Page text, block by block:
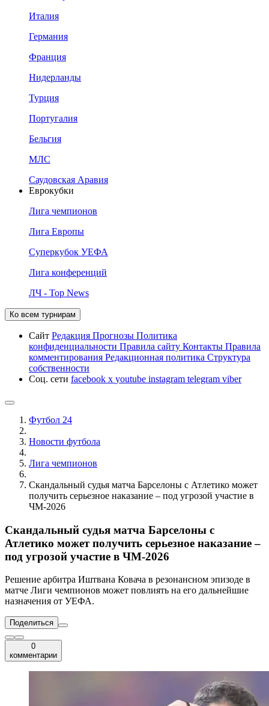
Италия
Германия
Франция
Нидерланды
Турция
Португалия
Бельгия
МЛС
Саудовская Аравия
Еврокубки
Лига чемпионов
Лига Европы
Суперкубок УЕФА
Лига конференций
ЛЧ - Top News
Ко всем турнирам
Сайт Редакция Прогнозы Политика
конфиденциальности Правила сайту Контакты Правила
комментирования Редакционная политика Структура
собственности
Соц. сети facebook x youtube instagram telegram viber
Футбол 24
Новости футбола
Лига чемпионов
Скандальный судья матча Барселоны с Атлетико может
получить серьезное наказание – под угрозой участие в
ЧМ-2026
Скандальный судья матча Барселоны с
Атлетико может получить серьезное наказание –
под угрозой участие в ЧМ-2026
Решение арбитра Иштвана Ковача в резонансном эпизоде в
матче Лиги чемпионов может повлиять на его дальнейшие
назначения от УЕФА.
Поделиться
0
комментарии